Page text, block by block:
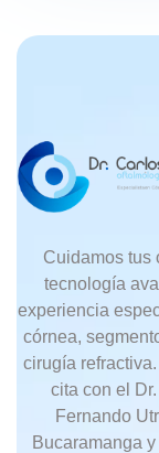
Cuidamos tus
tecnología
experiencia
córnea,
cirugía
cita con el
Fernando
Bucaramanga